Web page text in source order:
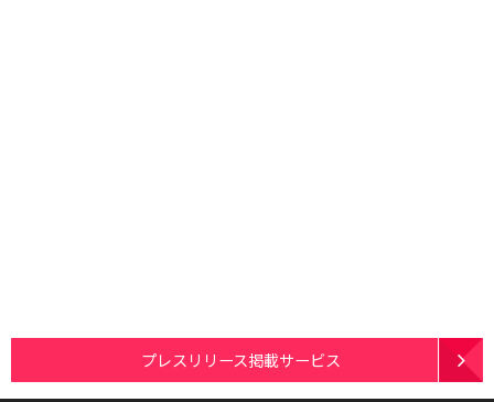
プレスリリース掲載サービス